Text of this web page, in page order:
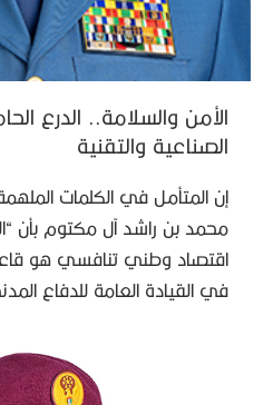
الأمن والسلامة.. الدرع
الصناعية والتقنية
إن المتأمل في الكلمات
محمد بن راشد آل مكتوم بأن
اقتصاد وطني تنافسي هو
في القيادة العامة للدفاع